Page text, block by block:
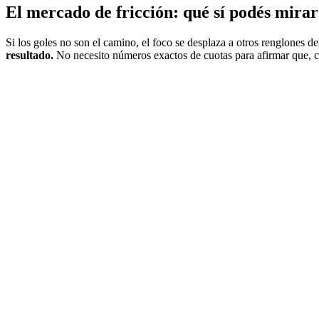
El mercado de fricción: qué sí podés mirar
Si los goles no son el camino, el foco se desplaza a otros renglones
resultado. No necesito números exactos de cuotas para afirmar